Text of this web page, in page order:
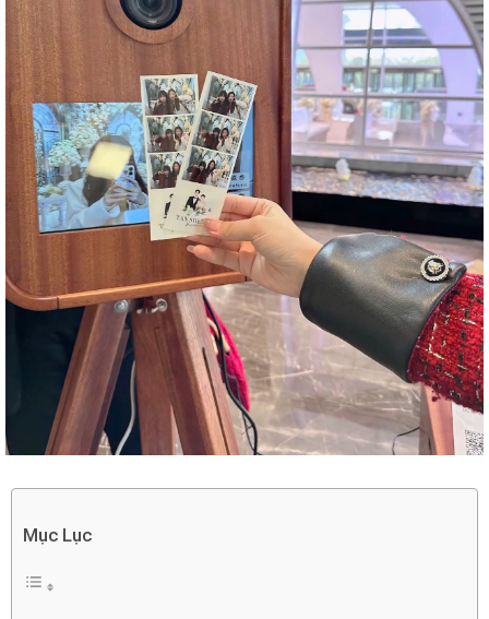
Mục Lục